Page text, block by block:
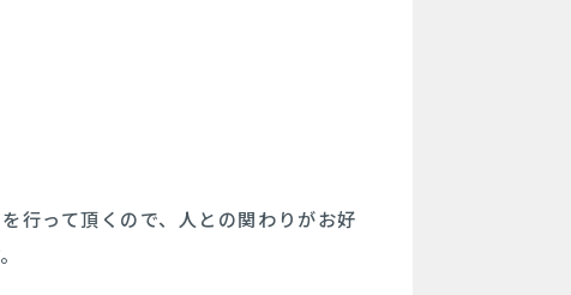
行って頂くので、人との関わりがお好